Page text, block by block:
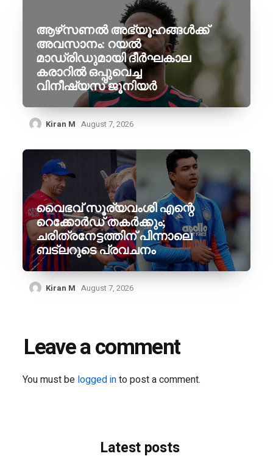
ആഴ്‌സണൽ അഭ്യൂഹങ്ങൾക്ക്
അവസാനം: റയൽ
മാഡ്രിഡുമായി ദീർഘകാല
കരാറിൽ ഒപ്പുവെച്ച
വിനീഷ്യസ് ജൂനിയർ
Kiran M August 7, 2026
വൈഭവ് സൂര്യവംശി എന്റെ
റെക്കോർഡ് തകർക്കും;
ചരിത്രനേട്ടത്തിന് പിന്നാലെ
ബട്‌ലറുടെ പ്രവചനം
Kiran M August 7, 2026
Leave a comment
You must be logged into post a comment.
Latest posts